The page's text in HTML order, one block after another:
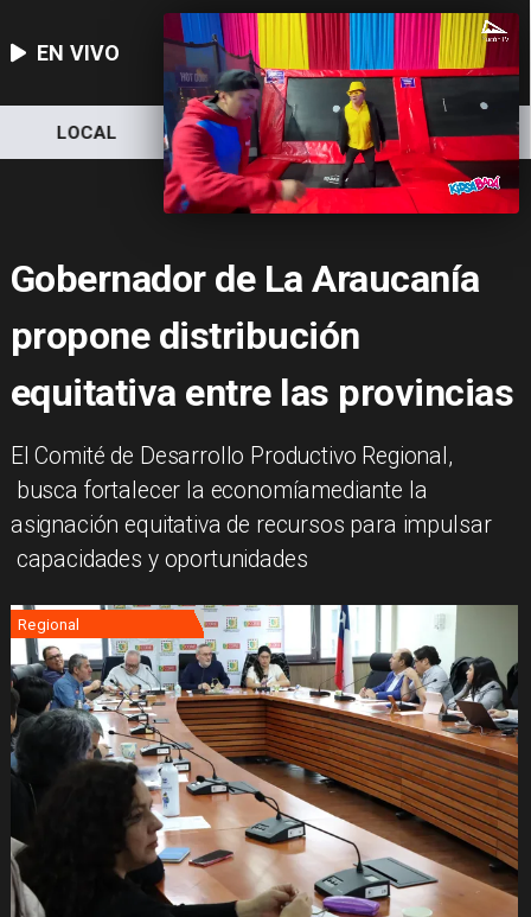
EN VIVO
LOCAL NACIONAL DEPORTES
Gobernador de La Araucanía
propone distribución
equitativa entre las provincias
​El Comité de Desarrollo Productivo Regional,
busca fortalecer la economíamediante la
asignación equitativa de recursos para impulsar
capacidades y oportunidades
Regional